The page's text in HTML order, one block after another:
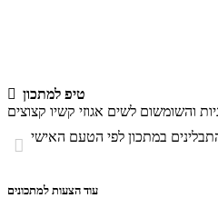
 טיפ למתכון

עוד הצעות למתכונים